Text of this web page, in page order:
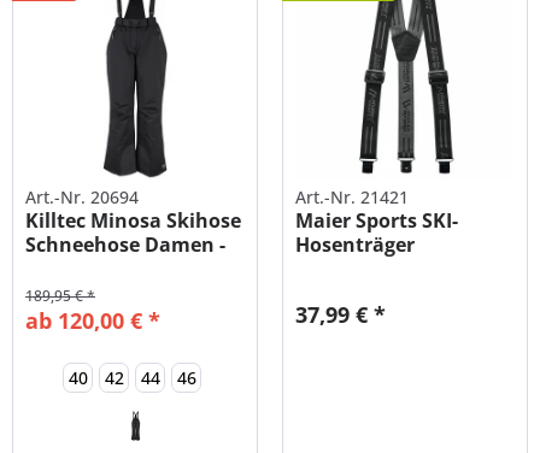
Art.-Nr. 20694
Killtec Minosa Skihose
Schneehose Damen -
ab 120,00 € *
189,95 € *
40 42 44 46
Art.-Nr. 21421
Maier Sports SKI-
Hosenträger
37,99 € *